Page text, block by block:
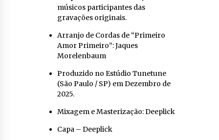
músicos participantes das
gravações originais.
Arranjo de Cordas de “Primeiro
Amor Primeiro”: Jaques
Morelenbaum
Produzido no Estúdio Tunetune
(São Paulo / SP) em Dezembro de
2025.
Mixagem e Masterização: Deeplick
Capa – Deeplick